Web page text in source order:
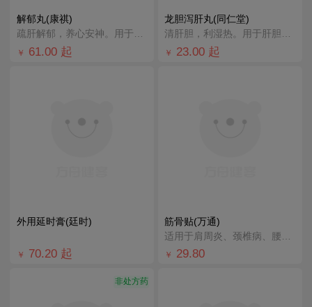
解郁丸(康祺)
￥ 61.00 起
龙胆泻肝丸(同仁堂)
￥ 23.00 起
外用延时膏(廷时)
￥ 70.20 起
筋骨贴(万通)
￥ 29.80
非处方药